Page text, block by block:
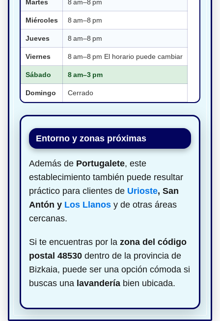
Martes 8 am–8 pm
Miércoles 8 am–8 pm
Jueves 8 am–8 pm
Viernes 8 am–8 pm El horario puede cambiar
Sábado 8 am–3 pm
Domingo Cerrado
Entorno y zonas próximas
Además de Portugalete, este
establecimiento también puede resultar
práctico para clientes de Urioste, San
Antón y Los Llanos y de otras áreas
cercanas.
Si te encuentras por la zona del código
postal 48530 dentro de la provincia de
Bizkaia, puede ser una opción cómoda si
buscas una lavandería bien ubicada.